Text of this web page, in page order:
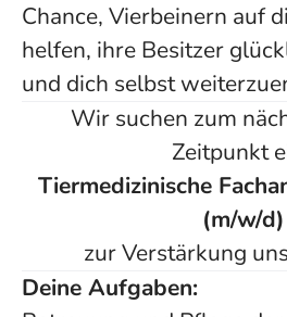
Chance, Vierbeinern auf
helfen, ihre Besitzer
und dich selbst
Wir suchen zum
Zeitpunkt
Tiermedizinische
(m/w/d)
zur Verstärkung
Deine Aufgaben: